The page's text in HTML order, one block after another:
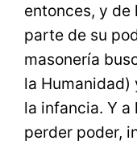
entonces, y de
parte de su
masonería
la
la infancia. Y
perder poder,